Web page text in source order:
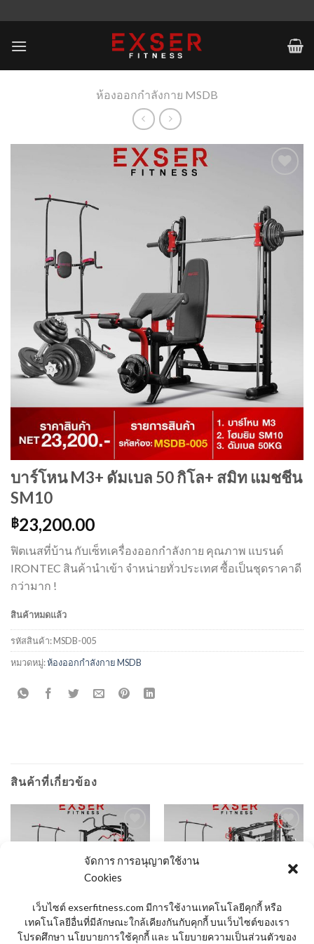
จัดการ การอนุญาตใช้งาน
Cookies
เว็บไซต์ exserfitness.com มีการใช้งานเทคโนโลยีคุกกี้ หรือ
เทคโนโลยีอื่นที่มีลักษณะใกล้เคียงกันกับคุกกี้ บนเว็บไซต์ของเรา
โปรดศึกษา นโยบายการใช้คุกกี้ และ นโยบายความเป็นส่วนตัวของ
to
content
ห้องออกกำลังกาย MSDB
Add to
Wishlist
บาร์โหน M3+ ดัมเบล 50 กิโล+ สมิท แมชชีน
SM10
฿23,200.00
ฟิตเนสที่บ้าน กับเซ็ทเครื่องออกกำลังกาย คุณภาพ แบรนด์
IRONTEC สินค้านำเข้า จำหน่ายทั่วประเทศ ซื้อเป็นชุดราคาดี
กว่ามาก !
สินค้าหมดแล้ว
รหัสสินค้า:MSDB-005
หมวดหมู่:ห้องออกกำลังกาย MSDB
สินค้าที่เกี่ยวข้อง
Add to
สินค้าหมดแล้ว
Add to
Wishlist